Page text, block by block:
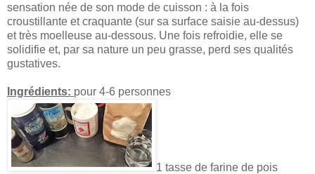
sensation née de son mode de cuisson : à la fois
croustillante et craquante (sur sa surface saisie au-dessus)
et très moelleuse au-dessous. Une fois refroidie, elle se
solidifie et, par sa nature un peu grasse, perd ses qualités
gustatives.
Ingrédients: pour 4-6 personnes
1 tasse de farine de pois